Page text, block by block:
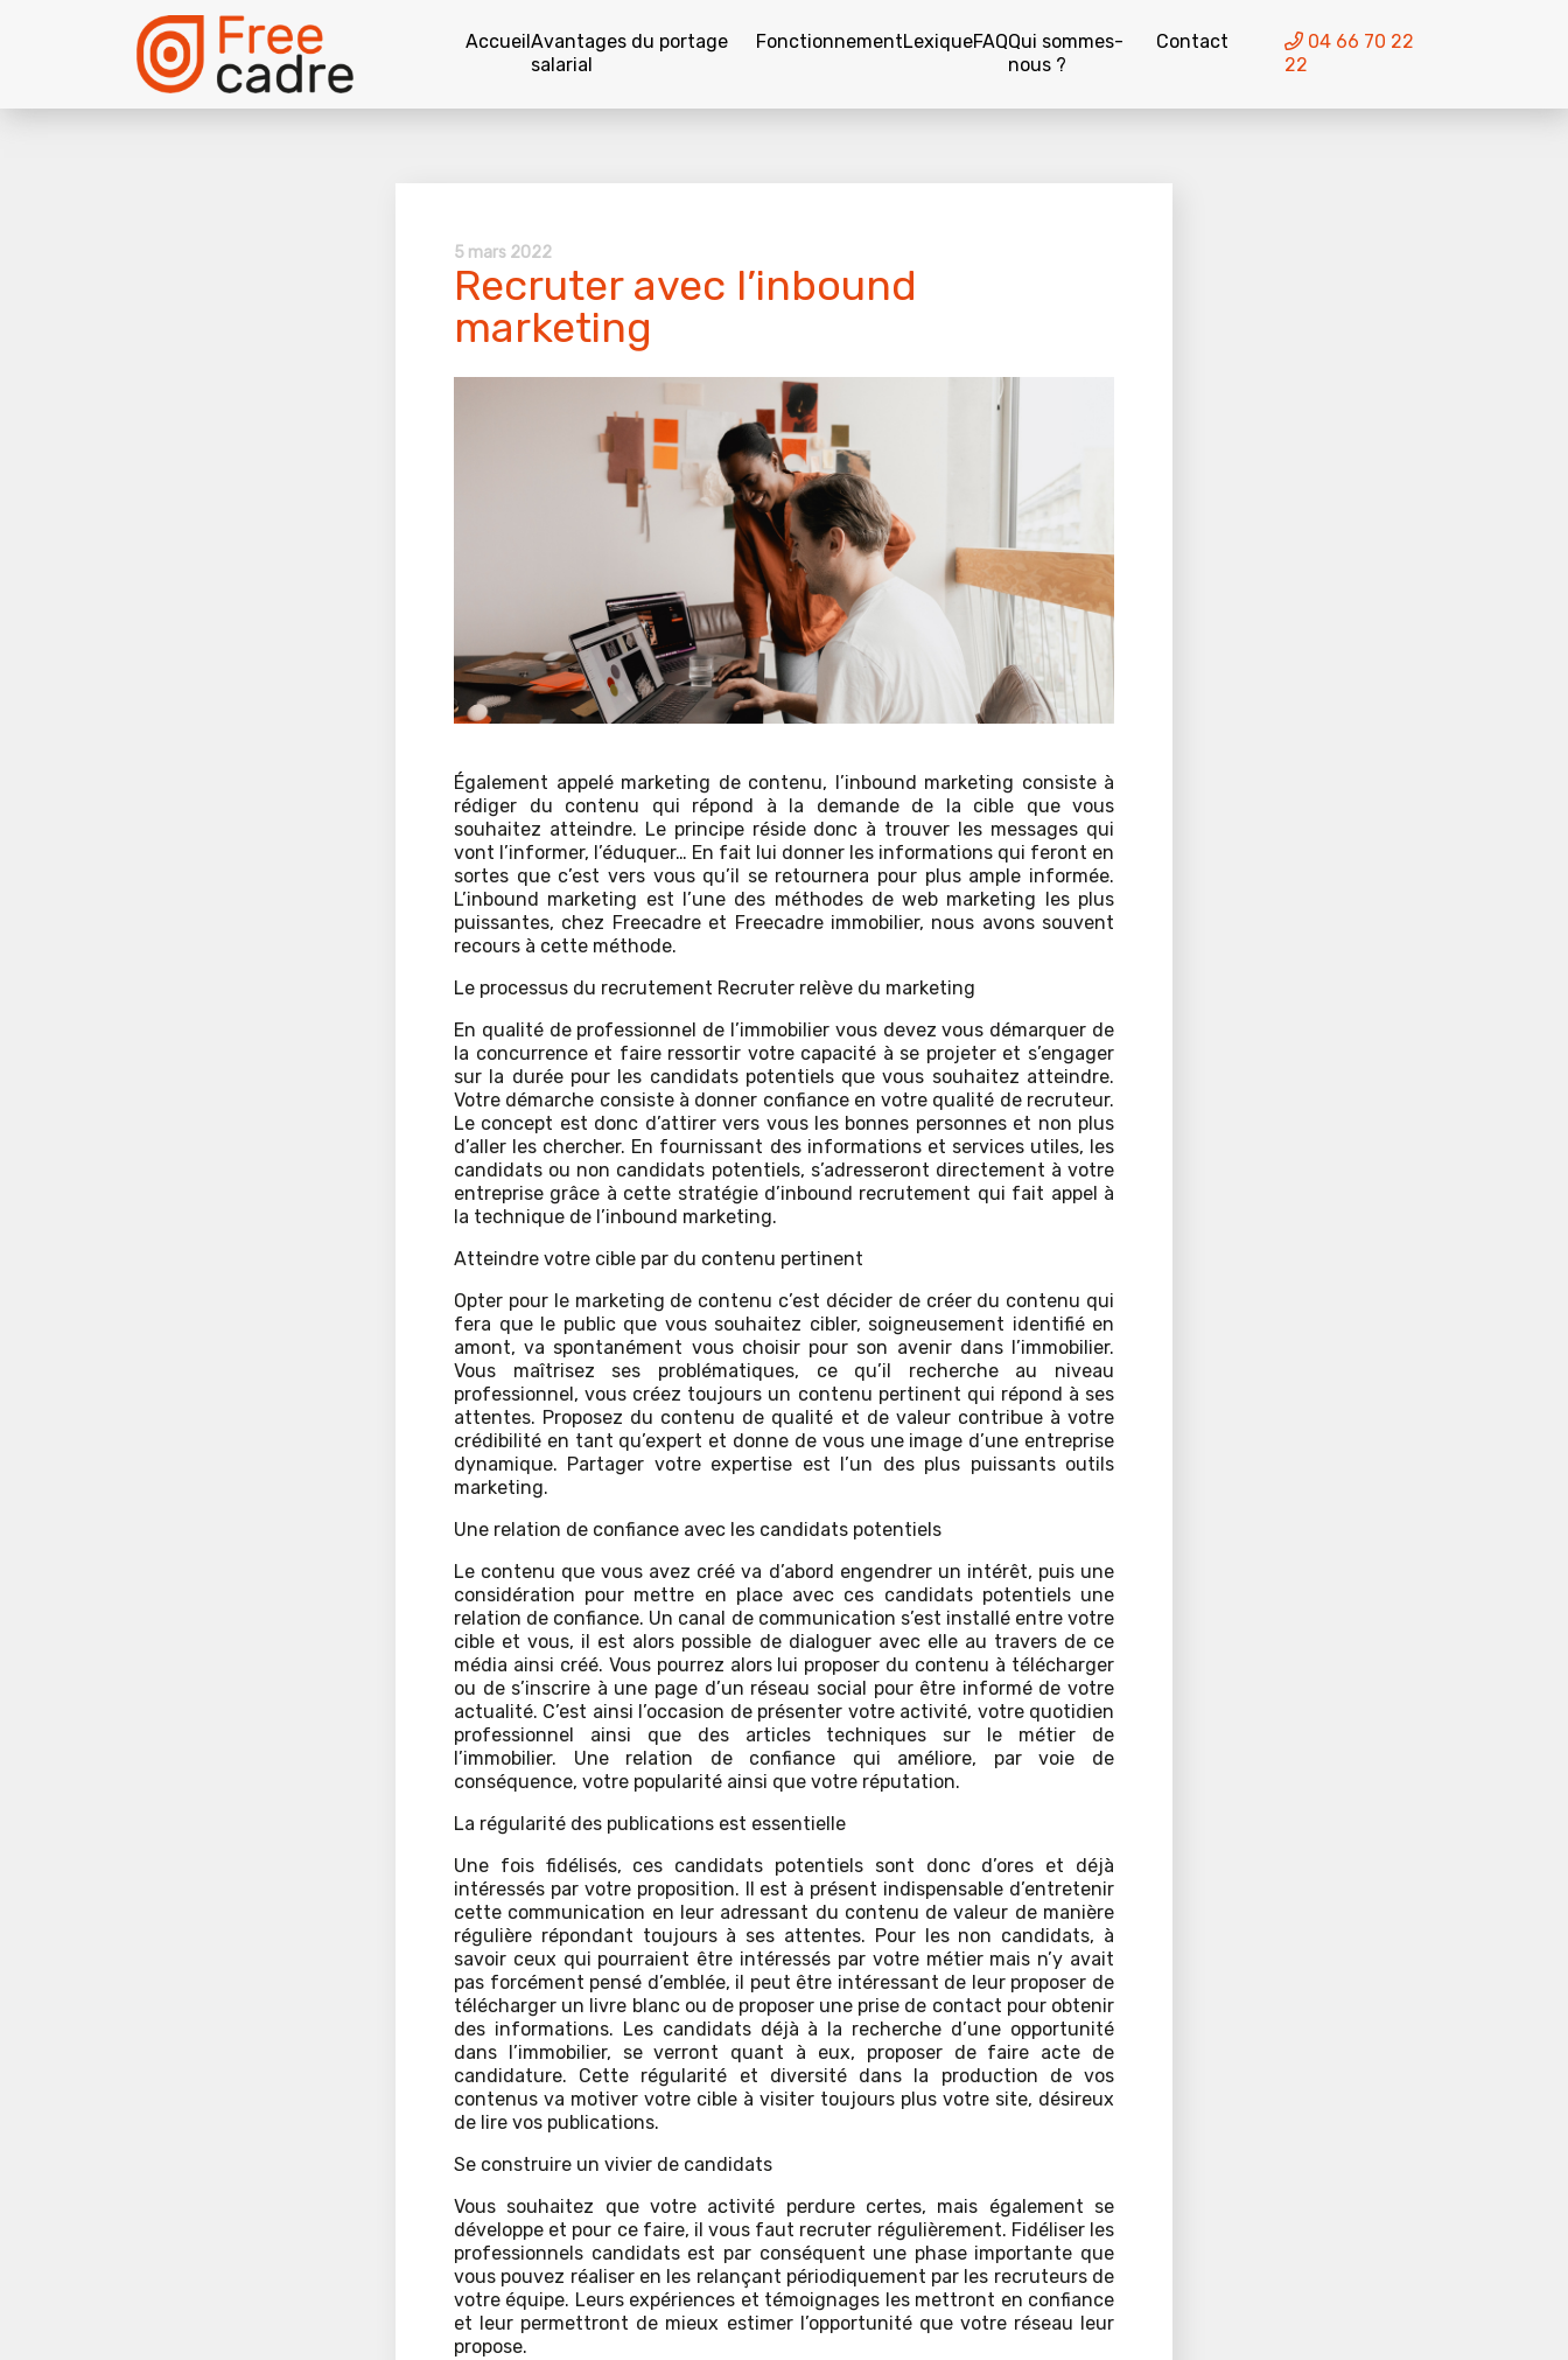
AccueilAvantages du portage
salarial
FonctionnementLexiqueFAQQui sommes-
nous ?
Contact
04 66 70 22
22
5 mars 2022
Recruter avec l’inbound
marketing
Également appelé marketing de contenu, l’inbound marketing consiste à
rédiger du contenu qui répond à la demande de la cible que vous
souhaitez atteindre. Le principe réside donc à trouver les messages qui
vont l’informer, l’éduquer… En fait lui donner les informations qui feront en
sortes que c’est vers vous qu’il se retournera pour plus ample informée.
L’inbound marketing est l’une des méthodes de web marketing les plus
puissantes, chez Freecadre et Freecadre immobilier, nous avons souvent
recours à cette méthode.
Le processus du recrutement Recruter relève du marketing
En qualité de professionnel de l’immobilier vous devez vous démarquer de
la concurrence et faire ressortir votre capacité à se projeter et s’engager
sur la durée pour les candidats potentiels que vous souhaitez atteindre.
Votre démarche consiste à donner confiance en votre qualité de recruteur.
Le concept est donc d’attirer vers vous les bonnes personnes et non plus
d’aller les chercher. En fournissant des informations et services utiles, les
candidats ou non candidats potentiels, s’adresseront directement à votre
entreprise grâce à cette stratégie d’inbound recrutement qui fait appel à
la technique de l’inbound marketing.
Atteindre votre cible par du contenu pertinent
Opter pour le marketing de contenu c’est décider de créer du contenu qui
fera que le public que vous souhaitez cibler, soigneusement identifié en
amont, va spontanément vous choisir pour son avenir dans l’immobilier.
Vous maîtrisez ses problématiques, ce qu’il recherche au niveau
professionnel, vous créez toujours un contenu pertinent qui répond à ses
attentes. Proposez du contenu de qualité et de valeur contribue à votre
crédibilité en tant qu’expert et donne de vous une image d’une entreprise
dynamique. Partager votre expertise est l’un des plus puissants outils
marketing.
Une relation de confiance avec les candidats potentiels
Le contenu que vous avez créé va d’abord engendrer un intérêt, puis une
considération pour mettre en place avec ces candidats potentiels une
relation de confiance. Un canal de communication s’est installé entre votre
cible et vous, il est alors possible de dialoguer avec elle au travers de ce
média ainsi créé. Vous pourrez alors lui proposer du contenu à télécharger
ou de s’inscrire à une page d’un réseau social pour être informé de votre
actualité. C’est ainsi l’occasion de présenter votre activité, votre quotidien
professionnel ainsi que des articles techniques sur le métier de
l’immobilier. Une relation de confiance qui améliore, par voie de
conséquence, votre popularité ainsi que votre réputation.
La régularité des publications est essentielle
Une fois fidélisés, ces candidats potentiels sont donc d’ores et déjà
intéressés par votre proposition. Il est à présent indispensable d’entretenir
cette communication en leur adressant du contenu de valeur de manière
régulière répondant toujours à ses attentes. Pour les non candidats, à
savoir ceux qui pourraient être intéressés par votre métier mais n’y avait
pas forcément pensé d’emblée, il peut être intéressant de leur proposer de
télécharger un livre blanc ou de proposer une prise de contact pour obtenir
des informations. Les candidats déjà à la recherche d’une opportunité
dans l’immobilier, se verront quant à eux, proposer de faire acte de
candidature. Cette régularité et diversité dans la production de vos
contenus va motiver votre cible à visiter toujours plus votre site, désireux
de lire vos publications.
Se construire un vivier de candidats
Vous souhaitez que votre activité perdure certes, mais également se
développe et pour ce faire, il vous faut recruter régulièrement. Fidéliser les
professionnels candidats est par conséquent une phase importante que
vous pouvez réaliser en les relançant périodiquement par les recruteurs de
votre équipe. Leurs expériences et témoignages les mettront en confiance
et leur permettront de mieux estimer l’opportunité que votre réseau leur
propose.